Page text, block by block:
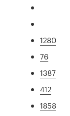
1280
76
1387
412
1858